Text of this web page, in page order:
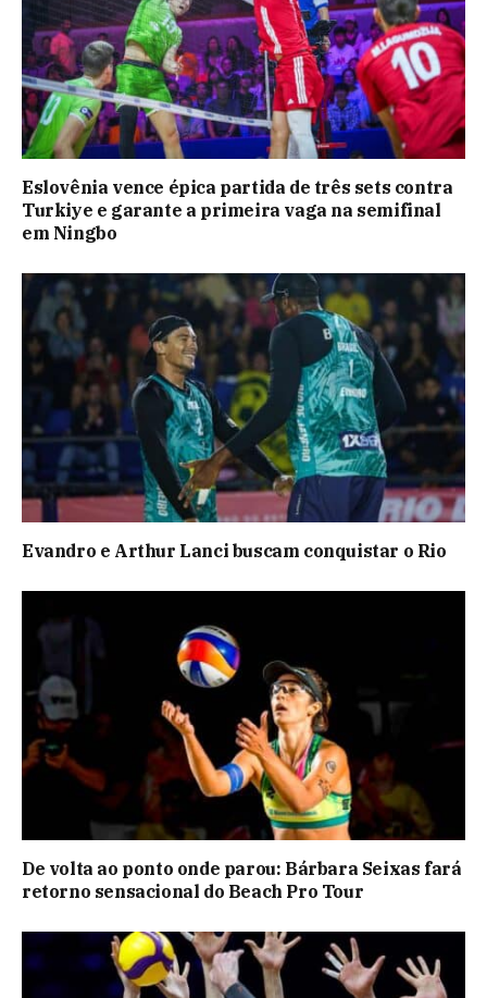
Eslovênia vence épica partida de três sets contra
Turkiye e garante a primeira vaga na semifinal
em Ningbo
Evandro e Arthur Lanci buscam conquistar o Rio
De volta ao ponto onde parou: Bárbara Seixas fará
retorno sensacional do Beach Pro Tour